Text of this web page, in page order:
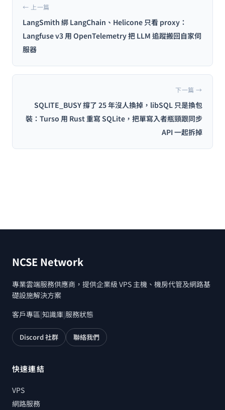
← 上一篇
LangSmith 綁 LangChain、Helicone 只看 proxy：
Langfuse v3 用 OpenTelemetry 把 LLM 追蹤搬回自家伺
服器
下一篇 →
SQLITE_BUSY 撐了 25 年沒人換掉，libSQL 只是換包
裝：Turso 用 Rust 重寫 SQLite，把單寫入者瓶頸跟同步
API 一起拆掉
NCSE Network
專業雲端服務供應商，提供企業級 VPS 主機、機房代管及網路基
礎設施解決方案
客戶專區|知識庫|服務狀態
Discord 社群 聯絡我們
快速連結
VPS
網路服務